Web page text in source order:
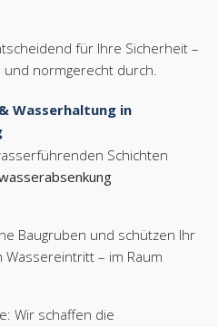
für Ihre Sicherheit –
normgerecht durch.
Wasserhaltung in
Schichten
Baugruben und schützen Ihr
– im Raum
Wir schaffen die